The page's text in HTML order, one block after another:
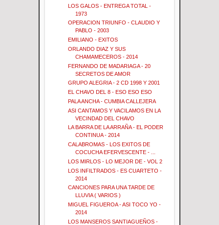
LOS GALOS - ENTREGA TOTAL -
1973
OPERACION TRIUNFO - CLAUDIO Y
PABLO - 2003
EMILIANO - EXITOS
ORLANDO DIAZ Y SUS
CHAMAMECEROS - 2014
FERNANDO DE MADARIAGA - 20
SECRETOS DE AMOR
GRUPO ALEGRIA - 2 CD 1998 Y 2001
EL CHAVO DEL 8 - ESO ESO ESO
PALA ANCHA - CUMBIA CALLEJERA
ASI CANTAMOS Y VACILAMOS EN LA
VECINDAD DEL CHAVO
LA BARRA DE LA ARRAÑA - EL PODER
CONTINUA - 2014
CALABROMAS - LOS EXITOS DE
COCUCHA EFERVESCENTE - ...
LOS MIRLOS - LO MEJOR DE - VOL 2
LOS INFILTRADOS - ES CUARTETO -
2014
CANCIONES PARA UNA TARDE DE
LLUVIA ( VARIOS )
MIGUEL FIGUEROA - ASI TOCO YO -
2014
LOS MANSEROS SANTIAGUEÑOS -